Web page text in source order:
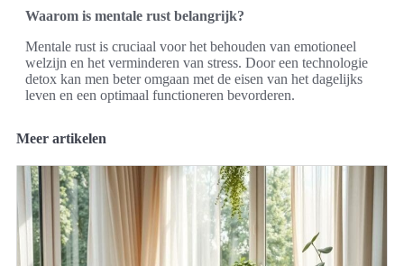
Waarom is mentale rust belangrijk?
Mentale rust is cruciaal voor het behouden van emotioneel
welzijn en het verminderen van stress. Door een technologie
detox kan men beter omgaan met de eisen van het dagelijks
leven en een optimaal functioneren bevorderen.
Meer artikelen